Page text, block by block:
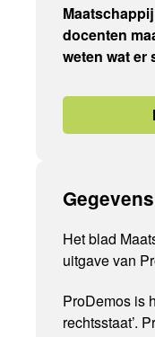
docenten
weten wat er
Gegevens
Het blad
uitgave van
ProDemos is
rechtsstaat’.